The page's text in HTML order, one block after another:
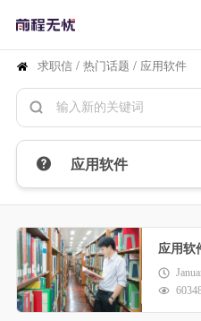
求职信 / 热门话题 / 应用软件
应用软件
应用软